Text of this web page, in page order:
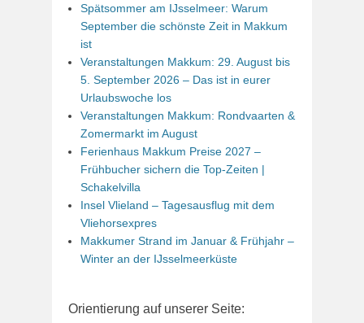
Spätsommer am IJsselmeer: Warum
September die schönste Zeit in Makkum
ist
Veranstaltungen Makkum: 29. August bis
5. September 2026 – Das ist in eurer
Urlaubswoche los
Veranstaltungen Makkum: Rondvaarten &
Zomermarkt im August
Ferienhaus Makkum Preise 2027 –
Frühbucher sichern die Top-Zeiten |
Schakelvilla
Insel Vlieland – Tagesausflug mit dem
Vliehorsexpres
Makkumer Strand im Januar & Frühjahr –
Winter an der IJsselmeerküste
Orientierung auf unserer Seite: